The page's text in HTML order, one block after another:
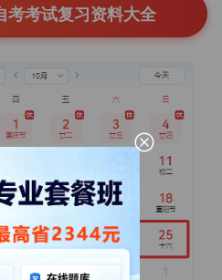
考考试复习资料大全